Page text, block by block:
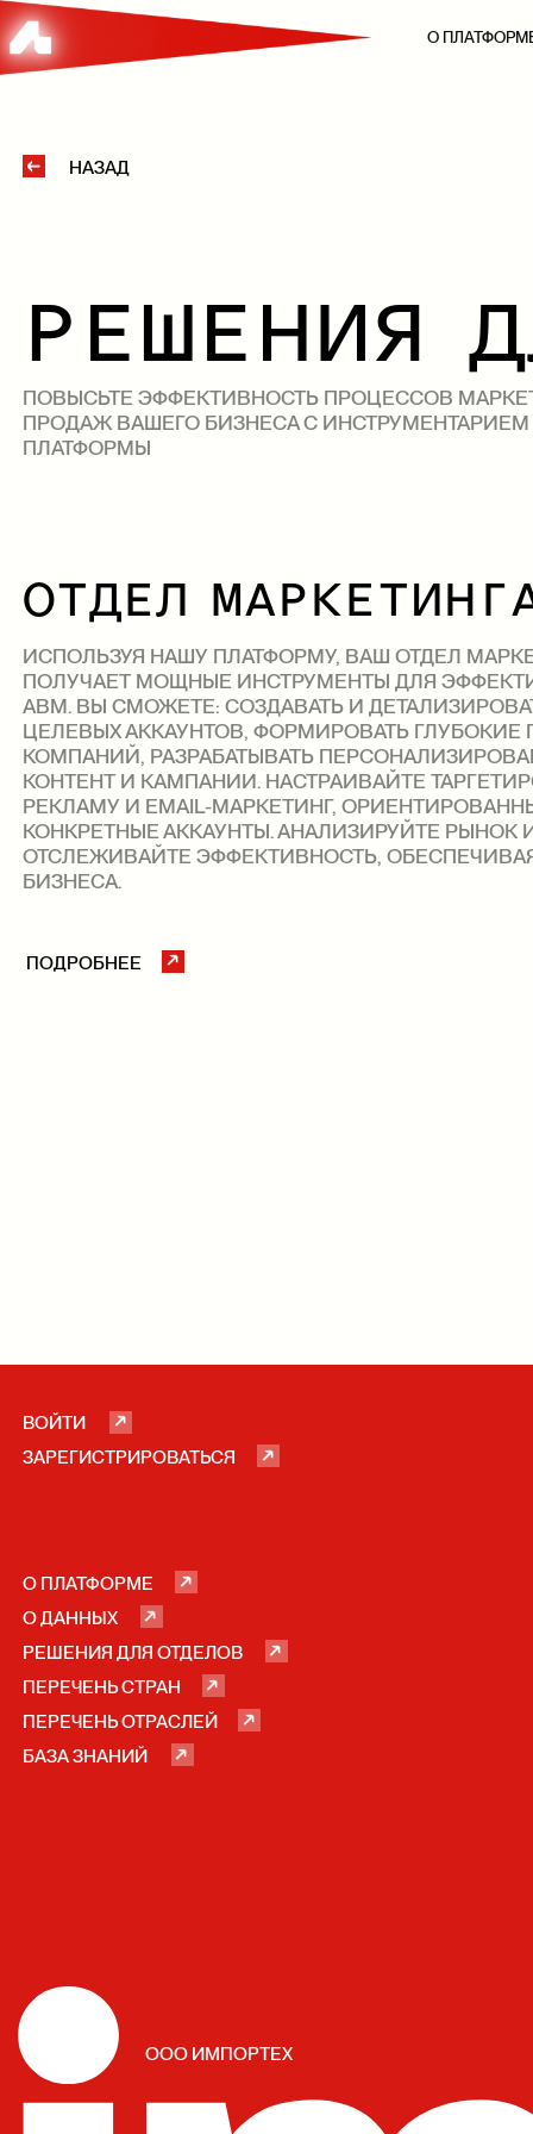
О
НАЗАД
ПОВЫСЬТЕ ЭФФЕКТИВНОСТЬ ПРОЦЕССОВ
ПРОДАЖ ВАШЕГО БИЗНЕСА С
ПЛАТФОРМЫ
РЕШЕНИЯ
ИСПОЛЬЗУЯ НАШУ ПЛАТФОРМУ, ВАШ ОТДЕЛ
ПОЛУЧАЕТ МОЩНЫЕ ИНСТРУМЕНТЫ ДЛЯ
ABM. ВЫ СМОЖЕТЕ: СОЗДАВАТЬ И
ЦЕЛЕВЫХ АККАУНТОВ, ФОРМИРОВАТЬ
КОМПАНИЙ, РАЗРАБАТЫВАТЬ
КОНТЕНТ И КАМПАНИИ. НАСТРАИВАЙТЕ
РЕКЛАМУ И EMAIL-МАРКЕТИНГ,
КОНКРЕТНЫЕ АККАУНТЫ. АНАЛИЗИРУЙТЕ
ОТСЛЕЖИВАЙТЕ ЭФФЕКТИВНОСТЬ,
ОТДЕЛ
О ПЛАТФОРМЕ
О ДАННЫХ
РЕШЕНИЯ ДЛЯ ОТДЕЛОВ
ПЕРЕЧЕНЬ СТРАН